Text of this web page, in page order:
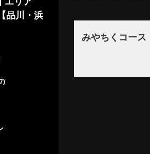
品川・浜
みやちくコース